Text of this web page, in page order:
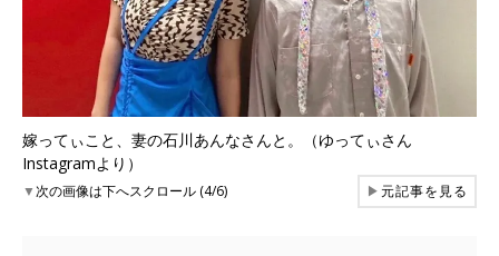
嫁ってぃこと、妻の石川あんなさんと。（ゆってぃさん
Instagramより）
▼次の画像は下へスクロール (4/6) ▶元記事を見る